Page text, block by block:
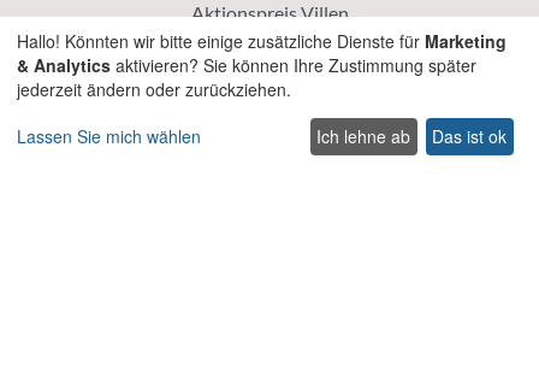
Aktionspreis Villen
Traditionelle Villen
Haustierfreundliche villen auf Kreta
Villen für Hochzeiten und Veranstaltungen auf Kreta
Villen mit beheiztem Pool auf Kreta
Familienfreundliche Villen auf Kreta
Hallo! Könnten wir bitte einige zusätzliche Dienste für Marketing
& Analytics aktivieren? Sie können Ihre Zustimmung später
jederzeit ändern oder zurückziehen.
Lassen Sie mich wählen
Ich lehne ab Das ist ok